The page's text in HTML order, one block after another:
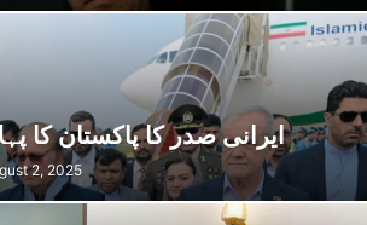
ایرانی صدر کا پاکستان کا
2, 2025